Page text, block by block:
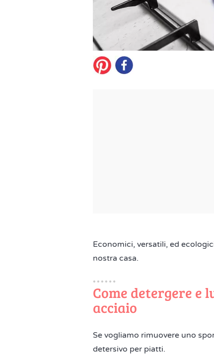
Economici, versatili, ed
nostra casa.
Come detergere e
acciaio
Se vogliamo rimuovere uno
detersivo per piatti.